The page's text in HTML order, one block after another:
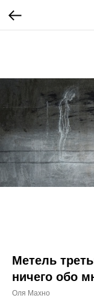
Метель
ничего обо
Оля Махно